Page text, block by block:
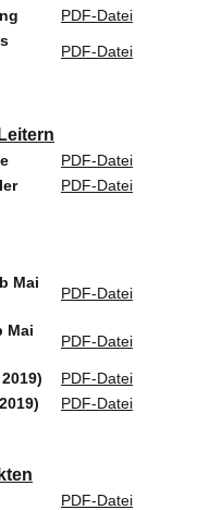
PDF-Datei
PDF-Datei
PDF-Datei
PDF-Datei
Mai
PDF-Datei
Mai
PDF-Datei
PDF-Datei
PDF-Datei
PDF-Datei